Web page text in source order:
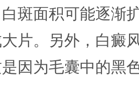
斑面积可能逐渐
片。另外，白癜
因为毛囊中的黑